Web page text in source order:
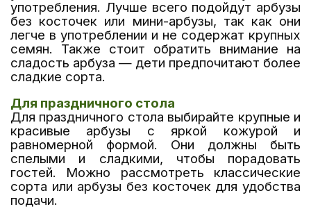
употребления. Лучше всего подойдут арбузы
без косточек или мини-арбузы, так как они
легче в употреблении и не содержат крупных
семян. Также стоит обратить внимание на
сладость арбуза — дети предпочитают более
сладкие сорта.
Для праздничного стола
Для праздничного стола выбирайте крупные и
красивые арбузы с яркой кожурой и
равномерной формой. Они должны быть
спелыми и сладкими, чтобы порадовать
гостей. Можно рассмотреть классические
сорта или арбузы без косточек для удобства
подачи.